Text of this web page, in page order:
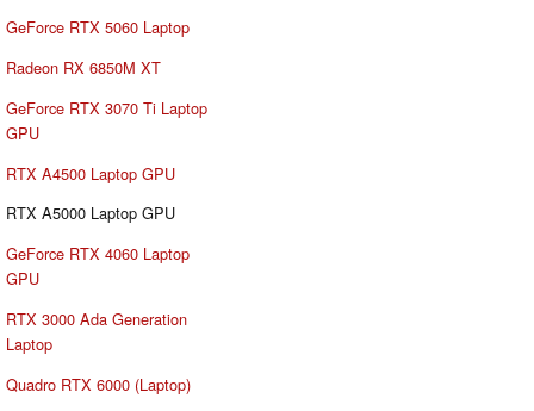
GeForce RTX 5060 Laptop
Radeon RX 6850M XT
GeForce RTX 3070 Ti Laptop
GPU
RTX A4500 Laptop GPU
RTX A5000 Laptop GPU
GeForce RTX 4060 Laptop
GPU
RTX 3000 Ada Generation
Laptop
Quadro RTX 6000 (Laptop)